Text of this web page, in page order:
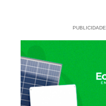
PUBLICIDADE